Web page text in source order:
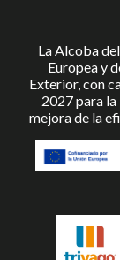
La Alcoba
Europea y
Exterior, con
2027 para
mejora de la